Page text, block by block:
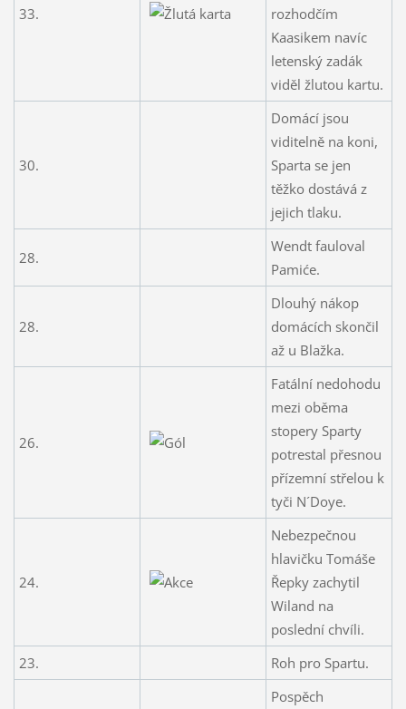
33.
rozhodčím
Kaasikem navíc
letenský zadák
viděl žlutou kartu.
30.
Domácí jsou
viditelně na koni,
Sparta se jen
těžko dostává z
jejich tlaku.
28.
Wendt fauloval
Pamiće.
28.
Dlouhý nákop
domácích skončil
až u Blažka.
26.
Fatální nedohodu
mezi oběma
stopery Sparty
potrestal přesnou
přízemní střelou k
tyči N´Doye.
24.
Nebezpečnou
hlavičku Tomáše
Řepky zachytil
Wiland na
poslední chvíli.
23.
Roh pro Spartu.
Pospěch